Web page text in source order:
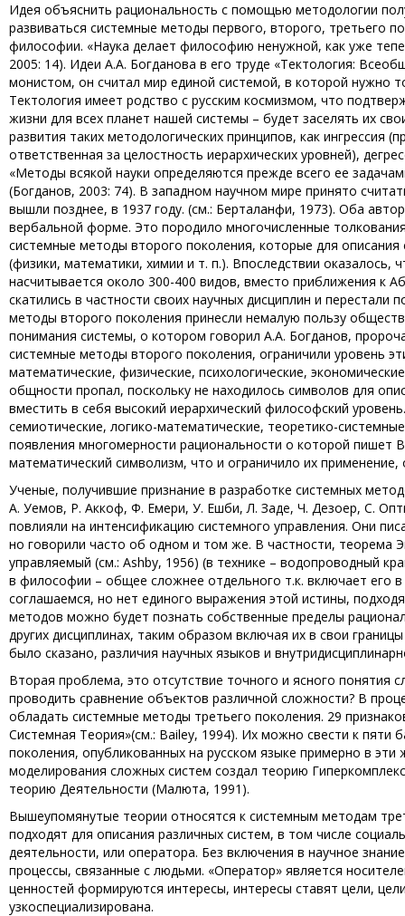
Идея объяснить рациональность с помощью методологии
развиваться системные методы первого, второго, третьего
философии. «Наука делает философию ненужной, как уже
2005: 14). Идеи А.А. Богданова в его труде «Тектология:
монистом, он считал мир единой системой, в которой нужно
Тектология имеет родство с русским космизмом, что
жизни для всех планет нашей системы – будет заселять их
развития таких методологических принципов, как ингрессия
ответственная за целостность иерархических уровней),
«Методы всякой науки определяются прежде всего ее
(Богданов, 2003: 74). В западном научном мире принято
вышли позднее, в 1937 году. (см.: Берталанфи, 1973). Оба
вербальной форме. Это породило многочисленные
системные методы второго поколения, которые для
(физики, математики, химии и т. п.). Впоследствии
насчитывается около 300-400 видов, вместо приближения к
скатились в частности своих научных дисциплин и
методы второго поколения принесли немалую пользу
понимания системы, о котором говорил А.А. Богданов,
системные методы второго поколения, ограничили уровень
математические, физические, психологические,
общности пропал, поскольку не находилось символов для
вместить в себя высокий иерархический философский
семиотические, логико-математические, теоретико-
появления многомерности рациональности о которой пишет
математический символизм, что и ограничило их
Ученые, получившие признание в разработке системных
А. Уемов, Р. Аккоф, Ф. Емери, У. Ешби, Л. Заде, Ч. Дезоер, С.
повлияли на интенсификацию системного управления. Они
но говорили часто об одном и том же. В частности, теорема
управляемый (см.: Ashby, 1956) (в технике – водопроводный
в философии – общее сложнее отдельного т.к. включает его
соглашаемся, но нет единого выражения этой истины,
методов можно будет познать собственные пределы
других дисциплинах, таким образом включая их в свои
было сказано, различия научных языков и
Вторая проблема, это отсутствие точного и ясного понятия
проводить сравнение объектов различной сложности? В
обладать системные методы третьего поколения. 29
Системная Теория»(см.: Bailey, 1994). Их можно свести к пяти
поколения, опубликованных на русском языке примерно в
моделирования сложных систем создал теорию
теорию Деятельности (Малюта, 1991).
Вышеупомянутые теории относятся к системным методам
подходят для описания различных систем, в том числе
деятельности, или оператора. Без включения в научное
процессы, связанные с людьми. «Оператор» является
ценностей формируются интересы, интересы ставят цели,
узкоспециализирована.